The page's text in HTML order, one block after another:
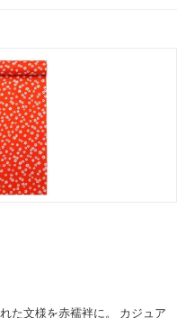
た文様を赤襦袢に。 カジュア